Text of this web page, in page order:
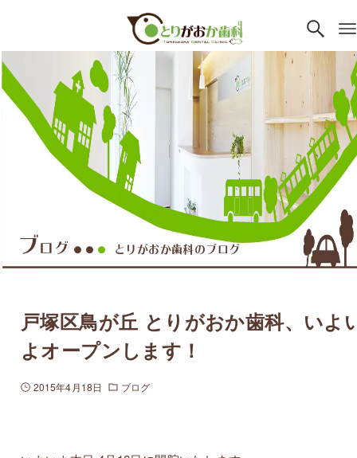
ブログ ●● ● とりがおか歯科のブログ
戸塚区鳥が丘 とりがおか歯科、いよ
よオープンします！
2015年4月18日 ブログ